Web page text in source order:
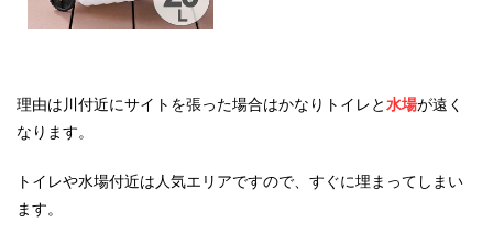
理由は川付近にサイトを張った場合はかなりトイレと水場が遠く
なります。
トイレや水場付近は人気エリアですので、すぐに埋まってしまい
ます。